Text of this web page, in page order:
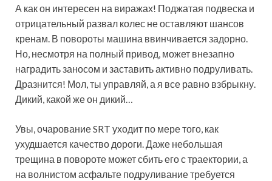
А как он интересен на виражах! Поджатая подвеска и
отрицательный развал колес не оставляют шансов
кренам. В повороты машина ввинчивается задорно.
Но, несмотря на полный привод, может внезапно
наградить заносом и заставить активно подруливать.
Дразнится! Мол, ты управляй, а я все равно взбрыкну.
Дикий, какой же он дикий…
Увы, очарование SRT уходит по мере того, как
ухудшается качество дороги. Даже небольшая
трещина в повороте может сбить его с траектории, а
на волнистом асфальте подруливание требуется